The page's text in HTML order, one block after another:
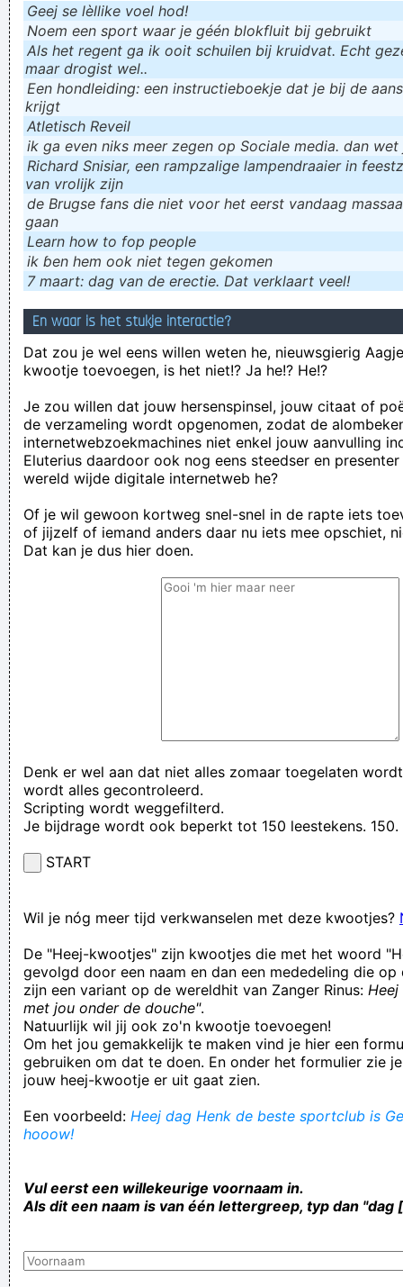
Geej se lèllike voel hod!
Noem een sport waar je géén blokfluit bij gebruikt
Als het regent ga ik ooit schuilen bij kruidvat. Echt
maar drogist wel..
Een hondleiding: een instructieboekje dat je bij de
krijgt
Atletisch Reveil
ik ga even niks meer zegen op Sociale media. dan
Richard Snisiar, een rampzalige lampendraaier in
van vrolijk zijn
de Brugse fans die niet voor het eerst vandaag
gaan
Learn how to fop people
ik ɓen hem ook niet tegen gekomen
7 maart: dag van de erectie. Dat verklaart veel!
En waar is het stukje interactie?
Dat zou je wel eens willen weten he, nieuwsgierig
kwootje toevoegen, is het niet!? Ja he!? He!?
Je zou willen dat jouw hersenspinsel, jouw citaat of
de verzameling wordt opgenomen, zodat de
internetwebzoekmachines niet enkel jouw aanvulling
Eluterius daardoor ook nog eens steedser en
wereld wijde digitale internetweb he?
Of je wil gewoon kortweg snel-snel in de rapte iets
of jijzelf of iemand anders daar nu iets mee opschiet,
Dat kan je dus hier doen.
Denk er wel aan dat niet alles zomaar toegelaten
wordt alles gecontroleerd.
Scripting wordt weggefilterd.
Je bijdrage wordt ook beperkt tot 150 leestekens. 150.
START
Wil je nóg meer tijd verkwanselen met deze kwootjes?
De "Heej-kwootjes" zijn kwootjes die met het woord
gevolgd door een naam en dan een mededeling die op
zijn een variant op de wereldhit van Zanger Rinus:
met jou onder de douche".
Natuurlijk wil jij ook zo'n kwootje toevoegen!
Om het jou gemakkelijk te maken vind je hier een
gebruiken om dat te doen. En onder het formulier zie
jouw heej-kwootje er uit gaat zien.
Een voorbeeld: Heej dag Henk de beste sportclub is
hooow!
Vul eerst een willekeurige voornaam in.
Als dit een naam is van één lettergreep, typ dan "dag